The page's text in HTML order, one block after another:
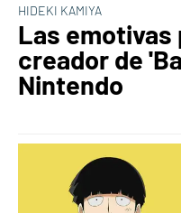
HIDEKI KAMIYA
Las emotivas
creador de
Nintendo